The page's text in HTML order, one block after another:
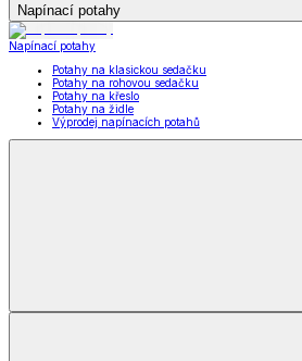
Napínací potahy
Napínací potahy
Potahy na klasickou sedačku
Potahy na rohovou sedačku
Potahy na křeslo
Potahy na židle
Výprodej napínacích potahů